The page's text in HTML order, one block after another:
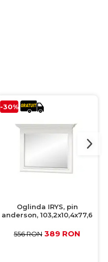
-30%
Oglinda IRYS, pin
anderson, 103,2x10,4x77,6
556 RON 389 RON